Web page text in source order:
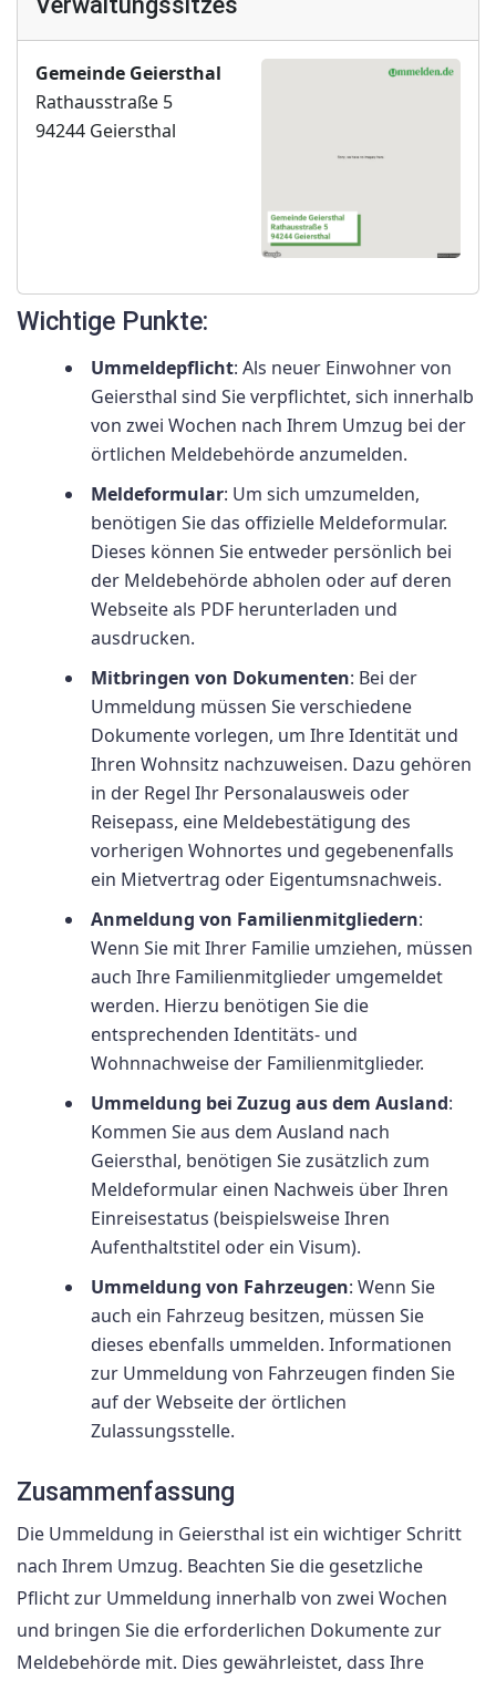
Gemeinde Geiersthal
Rathausstraße 5
94244 Geiersthal
Wichtige Punkte:
Ummeldepflicht: Als neuer Einwohner von
Geiersthal sind Sie verpflichtet, sich innerhalb
von zwei Wochen nach Ihrem Umzug bei der
örtlichen Meldebehörde anzumelden.
Meldeformular: Um sich umzumelden,
benötigen Sie das offizielle Meldeformular.
Dieses können Sie entweder persönlich bei
der Meldebehörde abholen oder auf deren
Webseite als PDF herunterladen und
ausdrucken.
Mitbringen von Dokumenten: Bei der
Ummeldung müssen Sie verschiedene
Dokumente vorlegen, um Ihre Identität und
Ihren Wohnsitz nachzuweisen. Dazu gehören
in der Regel Ihr Personalausweis oder
Reisepass, eine Meldebestätigung des
vorherigen Wohnortes und gegebenenfalls
ein Mietvertrag oder Eigentumsnachweis.
Anmeldung von Familienmitgliedern:
Wenn Sie mit Ihrer Familie umziehen, müssen
auch Ihre Familienmitglieder umgemeldet
werden. Hierzu benötigen Sie die
entsprechenden Identitäts- und
Wohnnachweise der Familienmitglieder.
Ummeldung bei Zuzug aus dem Ausland:
Kommen Sie aus dem Ausland nach
Geiersthal, benötigen Sie zusätzlich zum
Meldeformular einen Nachweis über Ihren
Einreisestatus (beispielsweise Ihren
Aufenthaltstitel oder ein Visum).
Ummeldung von Fahrzeugen: Wenn Sie
auch ein Fahrzeug besitzen, müssen Sie
dieses ebenfalls ummelden. Informationen
zur Ummeldung von Fahrzeugen finden Sie
auf der Webseite der örtlichen
Zulassungsstelle.
Zusammenfassung
Die Ummeldung in Geiersthal ist ein wichtiger Schritt
nach Ihrem Umzug. Beachten Sie die gesetzliche
Pflicht zur Ummeldung innerhalb von zwei Wochen
und bringen Sie die erforderlichen Dokumente zur
Meldebehörde mit. Dies gewährleistet, dass Ihre